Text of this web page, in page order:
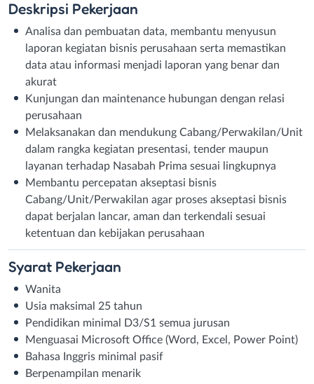
Deskripsi Pekerjaan
Analisa dan pembuatan data, membantu menyusun
laporan kegiatan bisnis perusahaan serta memastikan
data atau informasi menjadi laporan yang benar dan
akurat
Kunjungan dan maintenance hubungan dengan relasi
perusahaan
Melaksanakan dan mendukung Cabang/Perwakilan/Unit
dalam rangka kegiatan presentasi, tender maupun
layanan terhadap Nasabah Prima sesuai lingkupnya
Membantu percepatan akseptasi bisnis
Cabang/Unit/Perwakilan agar proses akseptasi bisnis
dapat berjalan lancar, aman dan terkendali sesuai
ketentuan dan kebijakan perusahaan
Syarat Pekerjaan
Wanita
Usia maksimal 25 tahun
Pendidikan minimal D3/S1 semua jurusan
Menguasai Microsoft Office (Word, Excel, Power Point)
Bahasa Inggris minimal pasif
Berpenampilan menarik